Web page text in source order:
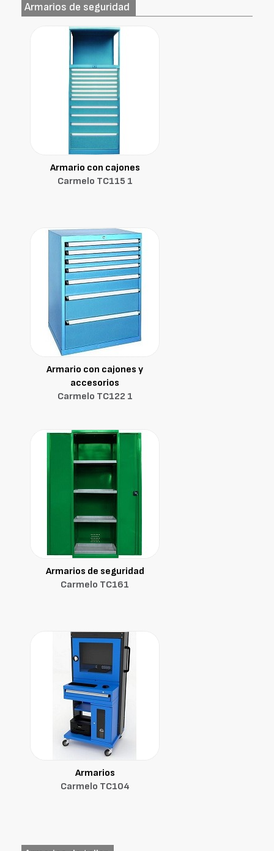
Armarios de seguridad
Armario con cajones
Carmelo TC115 1
Armario con cajones y
accesorios
Carmelo TC122 1
Armarios de seguridad
Carmelo TC161
Armarios
Carmelo TC104